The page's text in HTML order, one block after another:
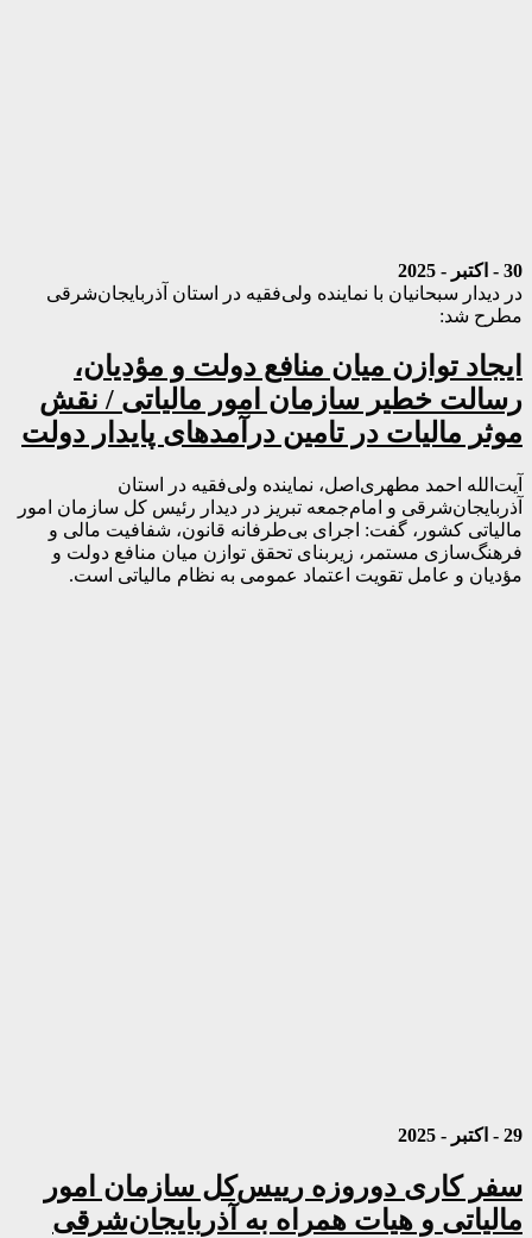
30 - اکتبر - 2025
در دیدار سبحانیان با نماینده ولی‌فقیه در استان آذربایجان‌شرقی
مطرح شد:
ایجاد توازن میان منافع دولت و مؤدیان،
رسالت خطیر سازمان امور مالیاتی / نقش
موثر مالیات در تامین درآمدهای پایدار دولت
آیت‌الله احمد مطهری‌اصل، نماینده ولی‌فقیه در استان
آذربایجان‌شرقی و امام‌جمعه تبریز در دیدار رئیس کل سازمان امور
مالیاتی کشور، گفت: اجرای بی‌طرفانه قانون، شفافیت مالی و
فرهنگ‌سازی مستمر، زیربنای تحقق توازن میان منافع دولت و
مؤدیان و عامل تقویت اعتماد عمومی به نظام مالیاتی است.
29 - اکتبر - 2025
سفر کاری دوروزه رییس‌کل سازمان امور
مالیاتی و هیات همراه به آذربایجان‌شرقی